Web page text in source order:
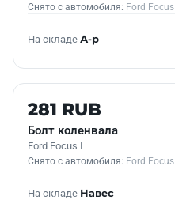
Снято с автомобиля: Ford Focus
На складе А-р
Б/У В НАЛИЧИИ
281 RUB
Болт коленвала
Ford Focus I
Снято с автомобиля: Ford Focus
На складе Навес